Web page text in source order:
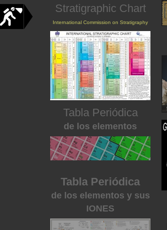
Stratigraphic Chart
International Commission on Stratigraphy
Tabla Periódica
de los elementos
Tabla Periódica
de los elementos y sus
IONES